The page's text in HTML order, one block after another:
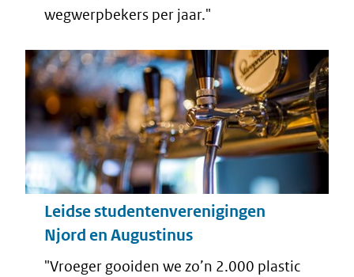
wegwerpbekers per jaar."
Leidse studentenverenigingen
Njord en Augustinus
"Vroeger gooiden we zo’n 2.000 plastic